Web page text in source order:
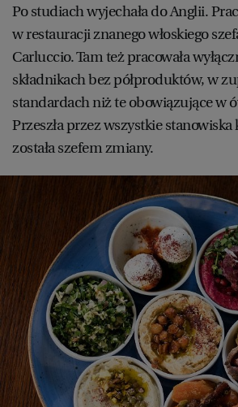
Po studiach wyjechała do Anglii.
w restauracji znanego włoskiego
Carluccio. Tam też pracowała
składnikach bez półproduktów, w
standardach niż te obowiązujące w
Przeszła przez wszystkie
została szefem zmiany.